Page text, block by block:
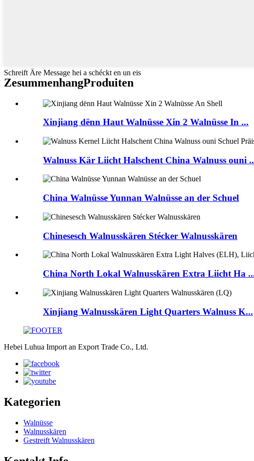
Schreift Äre Message hei a schéckt en un eis
ZesummenhangProduiten
Xinjiang dënn Haut Walnüsse Xin 2 Walnüsse In ...
Walnuss Kär Liicht Halschent China Walnuss ouni
China Walnüsse Yunnan Walnüsse an der Schuel
Chinesesch Walnusskären Stécker Walnusskären
China North Lokal Walnusskären Extra Liicht Ha
Xinjiang Walnusskären Light Quarters Walnuss K...
Hebei Luhua Import an Export Trade Co., Ltd.
Kategorien
Walnüsse
Walnusskären
Gestreift Walnusskären